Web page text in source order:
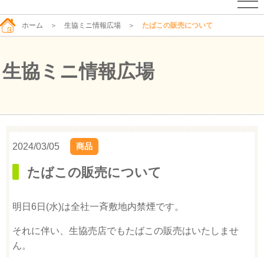
ホーム ＞ 生協ミニ情報広場 ＞ たばこの販売について
生協ミニ情報広場
2024/03/05 商品
たばこの販売について
明日6日(水)は全社一斉敷地内禁煙です。
それに伴い、生協売店でもたばこの販売はいたしませ
ん。